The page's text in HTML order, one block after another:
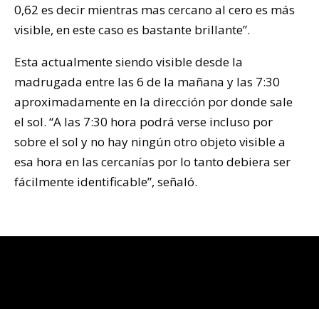
0,62 es decir mientras mas cercano al cero es más
visible, en este caso es bastante brillante”.
Esta actualmente siendo visible desde la
madrugada entre las 6 de la mañana y las 7:30
aproximadamente en la dirección por donde sale
el sol. “A las 7:30 hora podrá verse incluso por
sobre el sol y no hay ningún otro objeto visible a
esa hora en las cercanías por lo tanto debiera ser
fácilmente identificable”, señaló.